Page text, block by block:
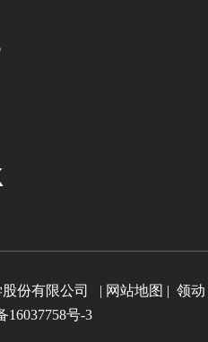
股份有限公司 | 网站地图 | 领动
16037758号-3